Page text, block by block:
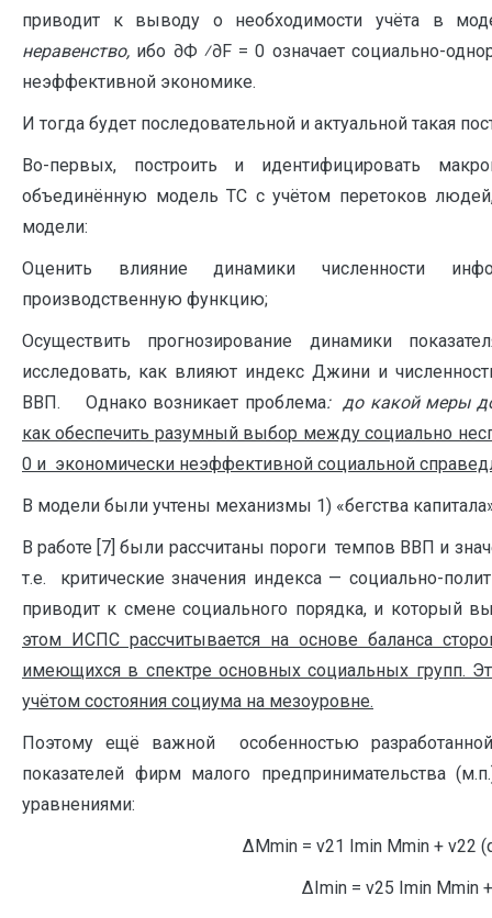
приводит к выводу о необходимости учёта в
неравенство, ибо ∂Ф ⁄∂F = 0 означает социально-
неэффективной экономике.
И тогда будет последовательной и актуальной такая
Во-первых, построить и идентифицировать
объединённую модель ТС с учётом перетоков
модели:
Оценить влияние динамики численности
производственную функцию;
Осуществить прогнозирование динамики
исследовать, как влияют индекс Джини и
ВВП. Однако возникает проблема: до какой меры
как обеспечить разумный выбор между социально
0 и экономически неэффективной социальной
В модели были учтены механизмы 1) «бегства
В работе [7] были рассчитаны пороги темпов ВВП и
т.е. критические значения индекса — социально-
приводит к смене социального порядка, и который
этом ИСПС рассчитывается на основе баланса
имеющихся в спектре основных социальных групп.
учётом состояния социума на мезоуровне.
Поэтому ещё важной особенностью
показателей фирм малого предпринимательства
уравнениями:
ΔMmin = v21 Imin
ΔImin = v25 Imin Mmin